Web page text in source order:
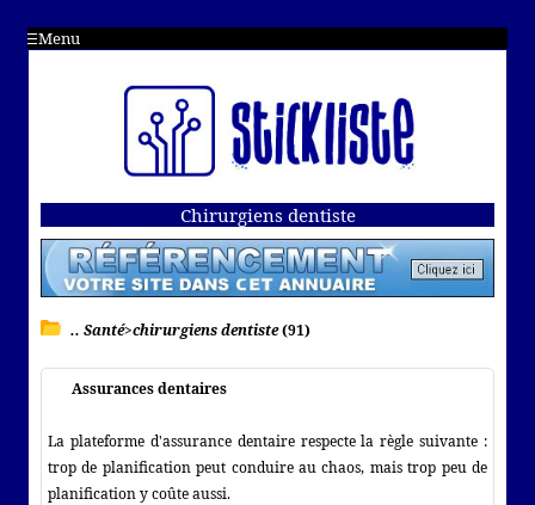
Menu
Chirurgiens dentiste
.. Santé>chirurgiens dentiste(91)
Assurances dentaires
La plateforme d'assurance dentaire respecte la règle suivante :
trop de planification peut conduire au chaos, mais trop peu de
planification y coûte aussi.